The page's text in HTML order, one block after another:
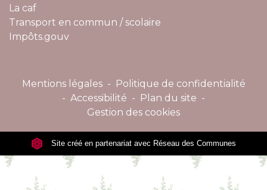
La caf
Transport en commun / scolaire
Impôts.gouv
Mentions légales - Politique de confidentialité
- Accessibilité - Plan du site -
Gestion des cookies
Site créé en partenariat avec Réseau des Communes